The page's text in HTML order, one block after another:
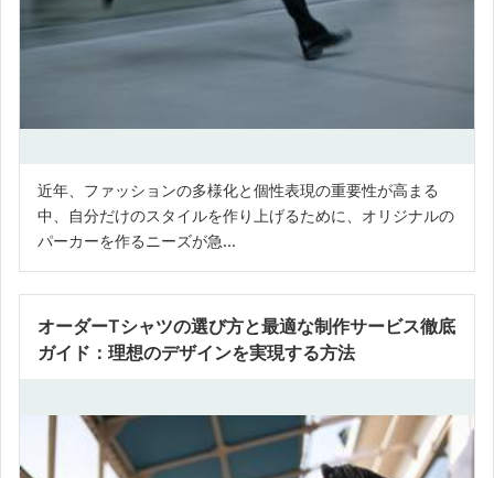
近年、ファッションの多様化と個性表現の重要性が高まる
中、自分だけのスタイルを作り上げるために、オリジナルの
パーカーを作るニーズが急...
オーダーTシャツの選び方と最適な制作サービス徹底
ガイド：理想のデザインを実現する方法